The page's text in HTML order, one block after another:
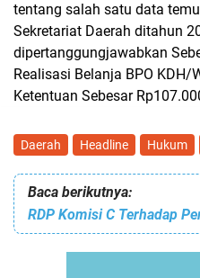
tentang salah satu data
Sekretariat Daerah ditahun
dipertanggungjawabkan
Realisasi Belanja BPO KDH/
Ketentuan Sebesar
Daerah Headline Hukum
Baca berikutnya:
RDP Komisi C Terhadap